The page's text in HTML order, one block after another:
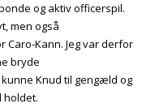
og aktiv officerspil.
men også
Caro-Kann. Jeg var derfor
bryde
Knud til gengæld og
holdet.